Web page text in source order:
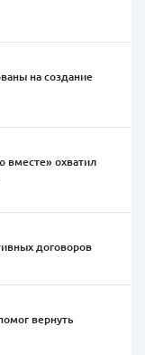
на создание
охватил
договоров
вернуть